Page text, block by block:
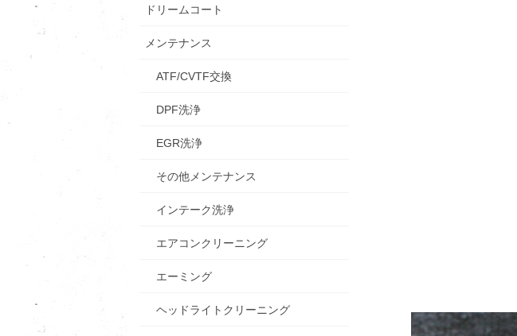
ドリームコート
メンテナンス
ATF/CVTF交換
DPF洗浄
EGR洗浄
その他メンテナンス
インテーク洗浄
エアコンクリーニング
エーミング
ヘッドライトクリーニング